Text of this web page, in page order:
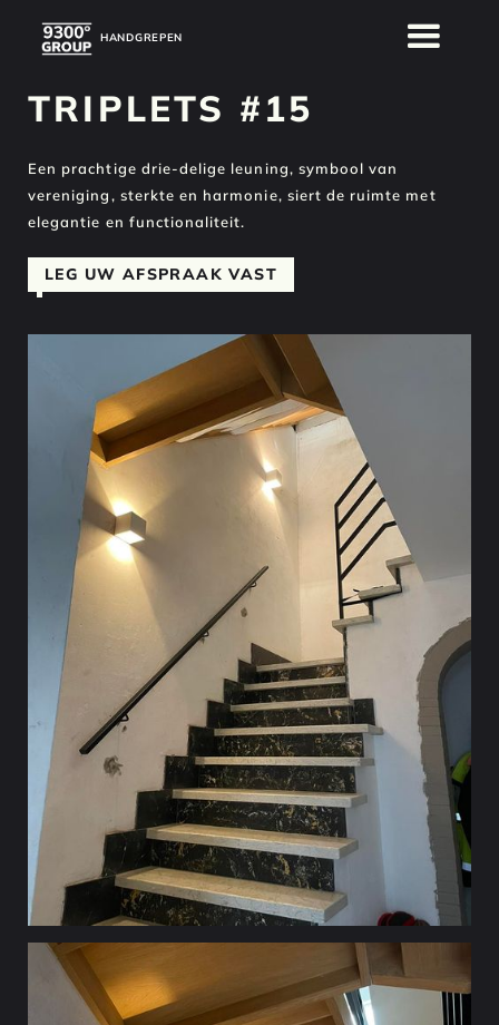
HANDGREPEN
HANDGREPEN
TRIPLETS #15
Een prachtige drie-delige leuning, symbool van
vereniging, sterkte en harmonie, siert de ruimte met
elegantie en functionaliteit.
LEG UW AFSPRAAK VAST